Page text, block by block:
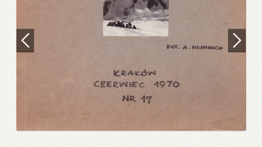
Zamówienie
Help in English